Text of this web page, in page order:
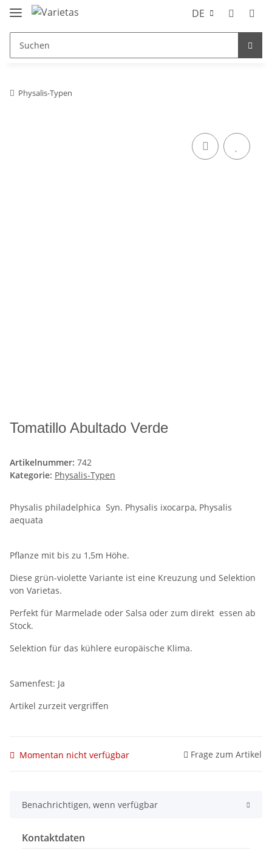
DE
Physalis-Typen
Tomatillo Abultado Verde
Artikelnummer: 742
Kategorie: Physalis-Typen
Physalis philadelphica Syn. Physalis ixocarpa, Physalis
aequata
Pflanze mit bis zu 1,5m Höhe.
Diese grün-violette Variante ist eine Kreuzung und Selektion
von Varietas.
Perfekt für Marmelade oder Salsa oder zum direkt essen ab
Stock.
Selektion für das kühlere europäische Klima.
Samenfest: Ja
Artikel zurzeit vergriffen
Momentan nicht verfügbar Frage zum Artikel
Benachrichtigen, wenn verfügbar
Kontaktdaten